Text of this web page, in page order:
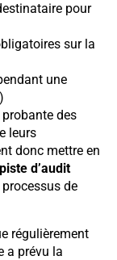
pour
sur la
une
des
leurs
donc mettre en
piste d’audit
de
régulièrement
a prévu la